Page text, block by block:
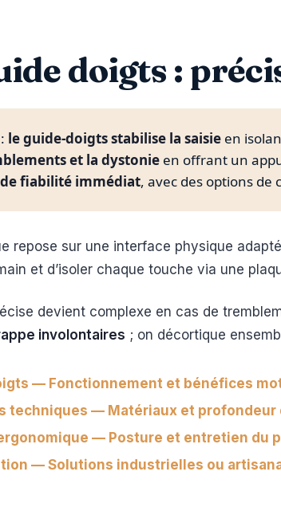
doigts :
le guide-doigts stabilise la saisie en
et la dystonie en offrant un
fiabilité immédiat, avec des options
repose sur une interface physique
et d’isoler chaque touche via une
devient complexe en cas de
involontaires ; on décortique
— Fonctionnement et bénéfices
techniques — Matériaux et profondeur
— Posture et entretien du
— Solutions industrielles ou